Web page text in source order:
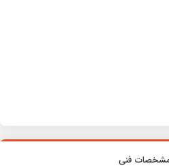
فنی